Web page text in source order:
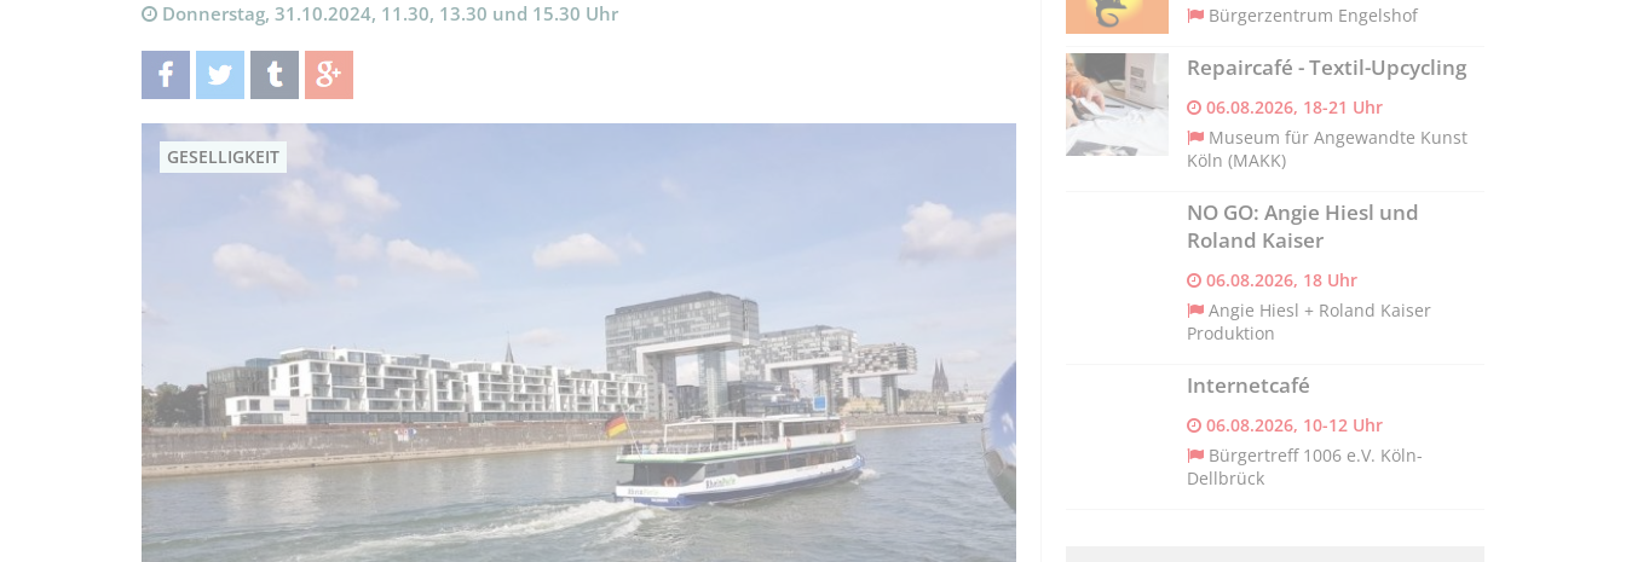
Donnerstag, 31.10.2024, 11.30, 13.30 und 15.30 Uhr
teilentwittern teilen teilen
GESELLIGKEIT
Bürgerzentrum Engelshof
Repaircafé - Textil-Upcycling
06.08.2026, 18-21 Uhr
Museum für Angewandte Kunst
Köln (MAKK)
NO GO: Angie Hiesl und
Roland Kaiser
06.08.2026, 18 Uhr
Angie Hiesl + Roland Kaiser
Produktion
Internetcafé
06.08.2026, 10-12 Uhr
Bürgertreff 1006 e.V. Köln-
Dellbrück